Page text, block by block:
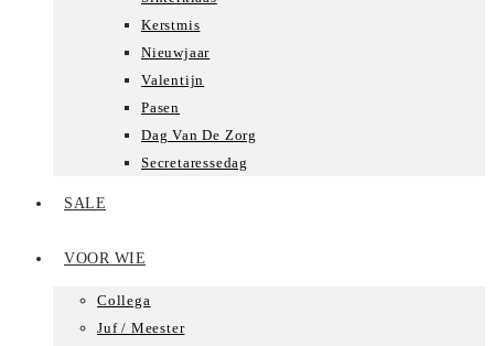
Kerstmis
Nieuwjaar
Valentijn
Pasen
Dag Van De Zorg
Secretaressedag
SALE
VOOR WIE
Collega
Juf / Meester